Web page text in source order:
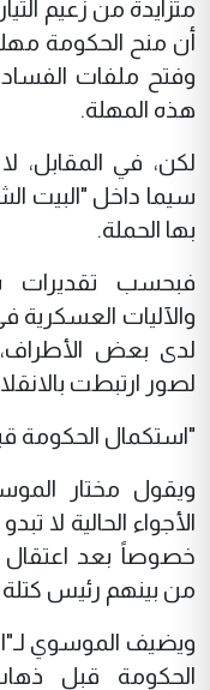
متزايدة من زعيم
وفتح ملفات
هذه المهلة.
لكن، في المقابل،
سيما داخل "البيت
بها الحملة.
فبحسب تقديرات
والآليات العسكرية
لدى بعض
لصور ارتبطت
"استكمال الحكومة
ويقول مختار
الأجواء الحالية لا
خصوصاً بعد
من بينهم رئيس كتلة
ويضيف الموسوي
الحكومة قبل